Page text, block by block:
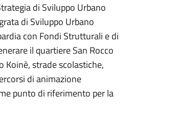
di Sviluppo Urbano
di Sviluppo Urbano
con Fondi Strutturali e di
il quartiere San Rocco
strade scolastiche,
di animazione
punto di riferimento per la